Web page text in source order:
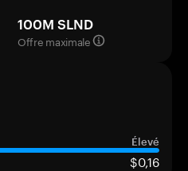
100M SLND
Offre maximale
Élevé
$0,16